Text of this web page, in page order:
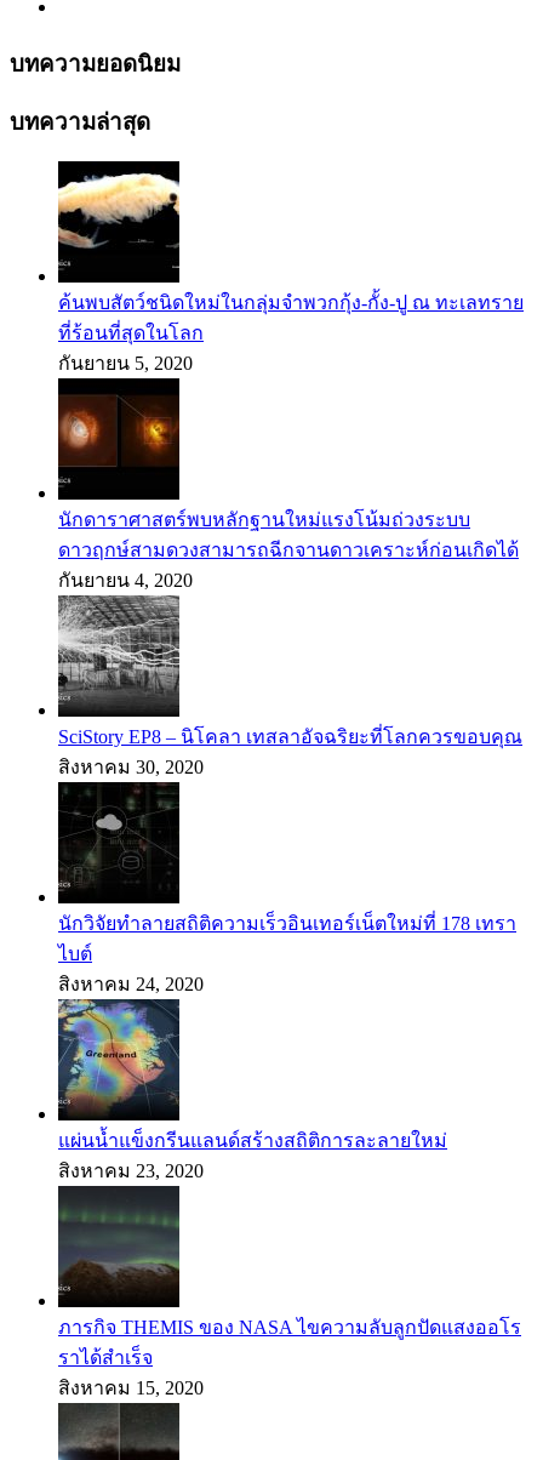
บทความยอดนิยม
บทความล่าสุด
ค้นพบสัตว์ชนิดใหม่ในกลุ่มจำพวกกุ้ง-กั้ง-ปู ณ ทะเลทราย
ที่ร้อนที่สุดในโลก
กันยายน 5, 2020
นักดาราศาสตร์พบหลักฐานใหม่แรงโน้มถ่วงระบบ
ดาวฤกษ์สามดวงสามารถฉีกจานดาวเคราะห์ก่อนเกิดได้
กันยายน 4, 2020
SciStory EP8 – นิโคลา เทสลาอัจฉริยะที่โลกควรขอบคุณ
สิงหาคม 30, 2020
นักวิจัยทำลายสถิติความเร็วอินเทอร์เน็ตใหม่ที่ 178 เทรา
ไบต์
สิงหาคม 24, 2020
แผ่นน้ำแข็งกรีนแลนด์สร้างสถิติการละลายใหม่
สิงหาคม 23, 2020
ภารกิจ THEMIS ของ NASA ไขความลับลูกปัดแสงออโร
ราได้สำเร็จ
สิงหาคม 15, 2020